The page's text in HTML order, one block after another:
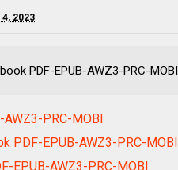
4, 2023
PDF-EPUB-AWZ3-PRC-MOBI
AWZ3-PRC-MOBI
PDF-EPUB-AWZ3-PRC-MOBI
EPUB-AWZ3-PRC-MOBI